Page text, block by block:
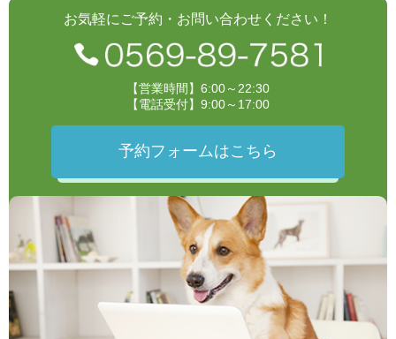
お気軽にご予約・お問い合わせください！
【営業時間】6:00～22:30
【電話受付】9:00～17:00
予約フォームはこちら